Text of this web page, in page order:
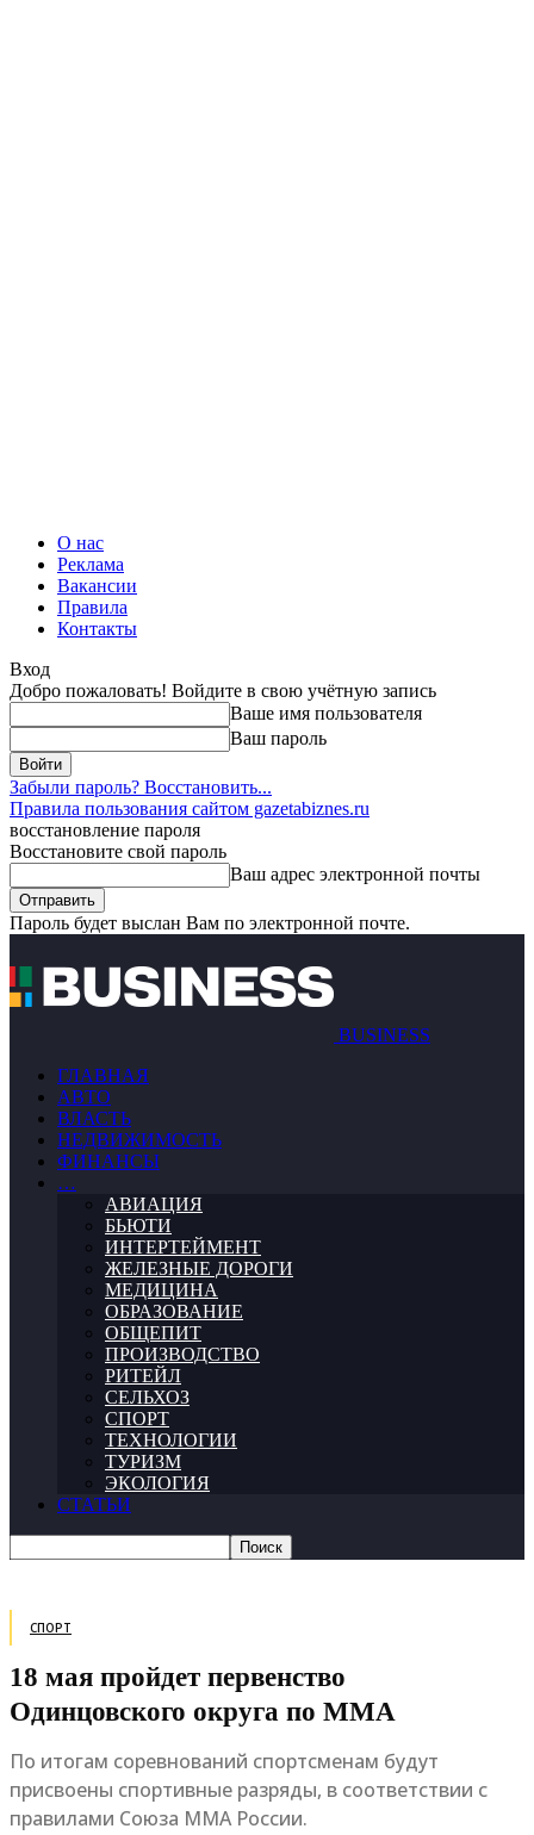
О нас
Реклама
Вакансии
Правила
Контакты
Вход
Добро пожаловать! Войдите в свою учётную запись
Ваше имя пользователя
Ваш пароль
Забыли пароль? Восстановить...
Правила пользования сайтом gazetabiznes.ru
восстановление пароля
Восстановите свой пароль
Ваш адрес электронной почты
Пароль будет выслан Вам по электронной почте.
BUSINESS
ГЛАВНАЯ
АВТО
ВЛАСТЬ
НЕДВИЖИМОСТЬ
ФИНАНСЫ
…
АВИАЦИЯ
БЬЮТИ
ИНТЕРТЕЙМЕНТ
ЖЕЛЕЗНЫЕ ДОРОГИ
МЕДИЦИНА
ОБРАЗОВАНИЕ
ОБЩЕПИТ
ПРОИЗВОДСТВО
РИТЕЙЛ
СЕЛЬХОЗ
СПОРТ
ТЕХНОЛОГИИ
ТУРИЗМ
ЭКОЛОГИЯ
СТАТЬИ
СПОРТ
18 мая пройдет первенство
Одинцовского округа по MMA
По итогам соревнований спортсменам будут
присвоены спортивные разряды, в соответствии с
правилами Союза ММА России.